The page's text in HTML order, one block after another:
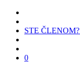
STE ČLENOM?
0